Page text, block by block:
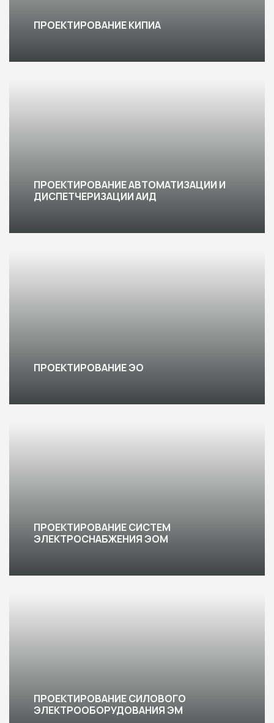
ПРОЕКТИРОВАНИЕ КИПИА
ПРОЕКТИРОВАНИЕ АВТОМАТИЗАЦИИ И
ДИСПЕТЧЕРИЗАЦИИ АИД
ПРОЕКТИРОВАНИЕ ЭО
ПРОЕКТИРОВАНИЕ СИСТЕМ
ЭЛЕКТРОСНАБЖЕНИЯ ЭОМ
ПРОЕКТИРОВАНИЕ СИЛОВОГО
ЭЛЕКТРООБОРУДОВАНИЯ ЭМ